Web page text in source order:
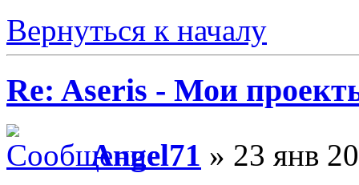
Вернуться к началу
Re: Aseris - Мои
Angel71 » 23 янв